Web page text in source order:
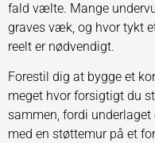
fald vælte. Mange
graves væk, og hvor tykt
reelt er nødvendigt.
Forestil dig at bygge et
meget hvor forsigtigt du
sammen, fordi
med en støttemur på et